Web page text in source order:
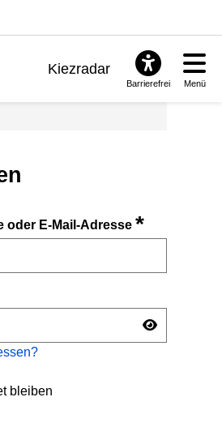
Kiezradar
Barrierefrei Menü
oder E-Mail-Adresse*
bleiben